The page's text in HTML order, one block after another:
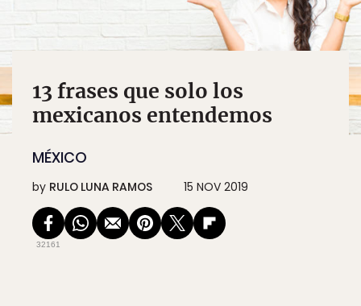
13 frases que solo los
mexicanos entendemos
MÉXICO
by RULO LUNA RAMOS 15 NOV 2019
32161